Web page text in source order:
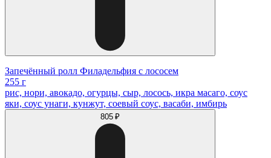
Запечённый ролл Филадельфия с лососем
255 г
рис, нори, авокадо, огурцы, сыр, лосось, икра масаго, соус
яки, соус унаги, кунжут, соевый соус, васаби, имбирь
805 ₽